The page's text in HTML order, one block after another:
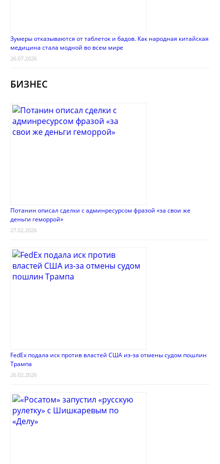
Зумеры отказываются от таблеток и бадов. Как народная китайская
медицина стала модной во всем мире
26.07.2026
БИЗНЕС
Потанин описал сделки с админресурсом фразой «за свои же
деньги геморрой»
27.02.2026
FedEx подала иск против властей США из-за отмены судом пошлин
Трампа
26.02.2026